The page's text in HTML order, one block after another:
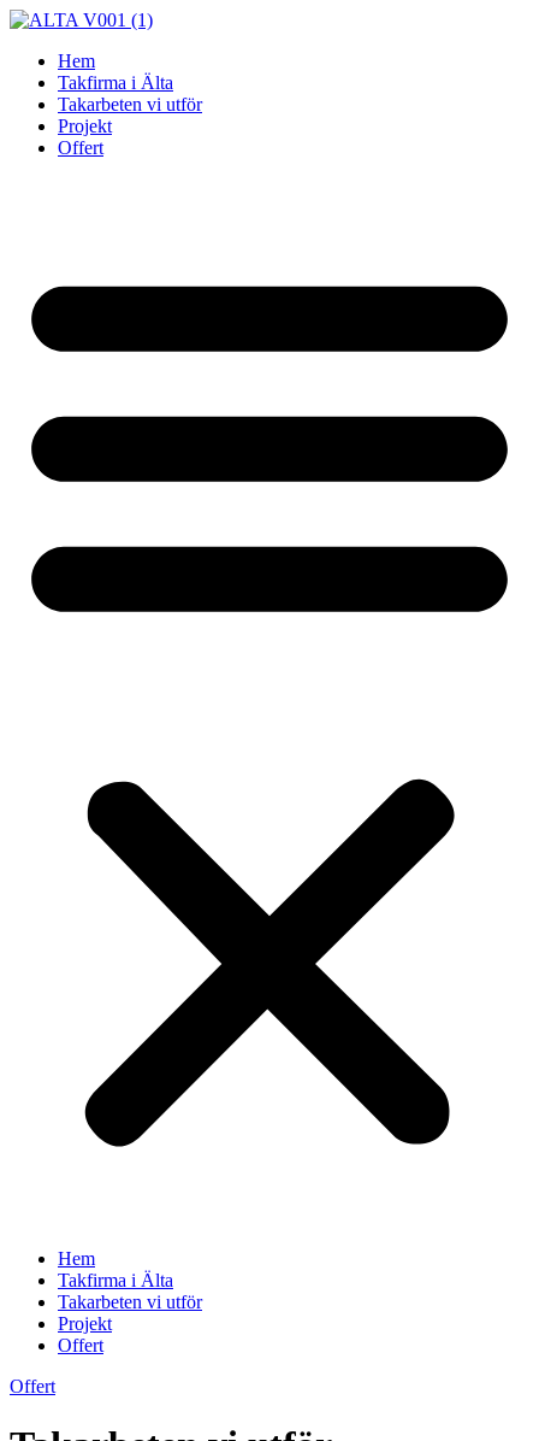
Skip
contentHem
Takfirma i Älta
Takarbeten vi utför
Projekt
Offert
Hem
Takfirma i Älta
Takarbeten vi utför
Projekt
Offert
Offert